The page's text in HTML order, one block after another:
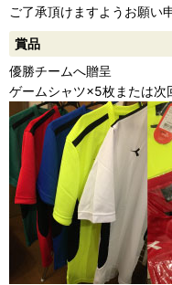
ご了承頂けますようお願い
賞品
優勝チームへ贈呈
ゲームシャツ×5枚または